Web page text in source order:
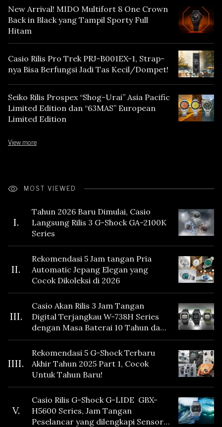
New Arrival! MIDO Multifort 8 One Crown
Back in Black yang Tampil Sporty Full
Hitam
Casio Rilis Pro Trek PRJ-B001EX-1, Strap-
nya Bisa Berfungsi Jadi Tas Kecil/Dompet!
Seiko Rilis Prospex “Shog-Urai” Asia Pacific
Limited Edition dan “63MAS” European
Limited Edition
View more
MOST VIEWED
I.
Tahun 2026 Baru Dimulai, Casio
Langsung Rilis 3 G-Shock GA-2100K
Series
II.
Rekomendasi 5 Jam tangan Pria
Automatic Jepang Elegan yang
Cocok Dikoleksi di 2026
III.
Casio Akan Rilis 3 Jam Tangan
Digital Terjangkau W-738H Series
dengan Masa Baterai 10 Tahun dan
Fitur Vibration
IIII.
Rekomendasi 5 G-Shock Terbaru
Akhir Tahun 2025 Part 1, Cocok
Untuk Tahun Baru!
V.
Casio Rilis G-Shock G-LIDE GBX-
H5600 Series, Jam Tangan
Peselancar yang dilengkapi Sensor